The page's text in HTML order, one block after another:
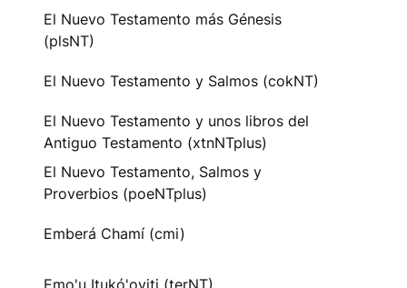
El Nuevo Testamento más Génesis
(plsNT)
El Nuevo Testamento y Salmos (cokNT)
El Nuevo Testamento y unos libros del
Antiguo Testamento (xtnNTplus)
El Nuevo Testamento, Salmos y
Proverbios (poeNTplus)
Emberá Chamí (cmi)
Emo'u Itukó'oviti (terNT)